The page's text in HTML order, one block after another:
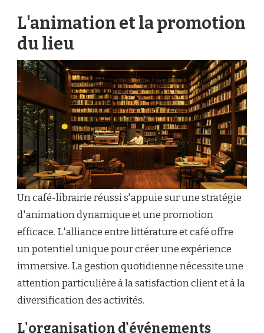
L'animation et la promotion
du lieu
Un café-librairie réussi s'appuie sur une stratégie
d'animation dynamique et une promotion
efficace. L'alliance entre littérature et café offre
un potentiel unique pour créer une expérience
immersive. La gestion quotidienne nécessite une
attention particulière à la satisfaction client et à la
diversification des activités.
L'organisation d'événements